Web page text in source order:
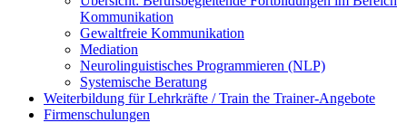
Kommunikation
Gewaltfreie Kommunikation
Mediation
Neurolinguistisches Programmieren (NLP)
Systemische Beratung
Weiterbildung für Lehrkräfte / Train the Trainer-Angebote
Firmenschulungen